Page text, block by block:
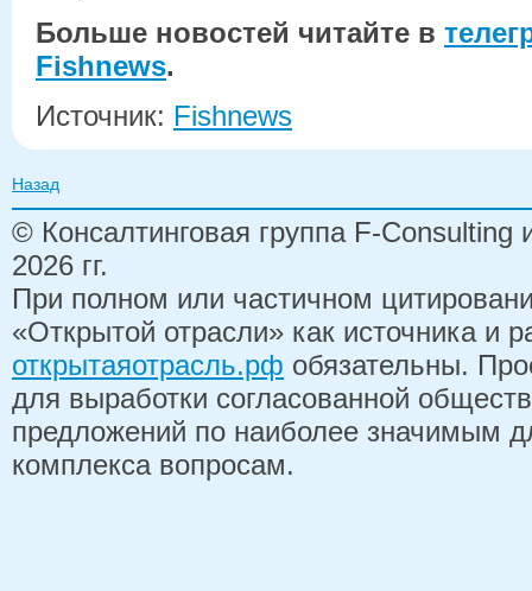
Больше новостей читайте в
Fishnews.
Источник: Fishnews
Назад
© Консалтинговая группа F-
2026 гг.
При полном или частичном
«Открытой отрасли» как источника и
открытаяотрасль.рф обязательны.
для выработки согласованной
предложений по наиболее значимым
комплекса вопросам.